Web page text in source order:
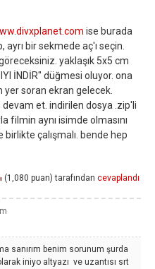
ise burada
bir sekmede aç'ı seçin.
yaklaşık 5x5 cm
İNDİR" düğmesi oluyor. ona
yer soran ekran gelecek.
et. indirilen dosya .zip'li
filmin aynı isimde olmasını
birlikte çalışmalı. bende hep
(1,080 puan) tarafından cevaplandı
sanırım benim sorunum şurda
iniyo altyazı ve uzantısı srt